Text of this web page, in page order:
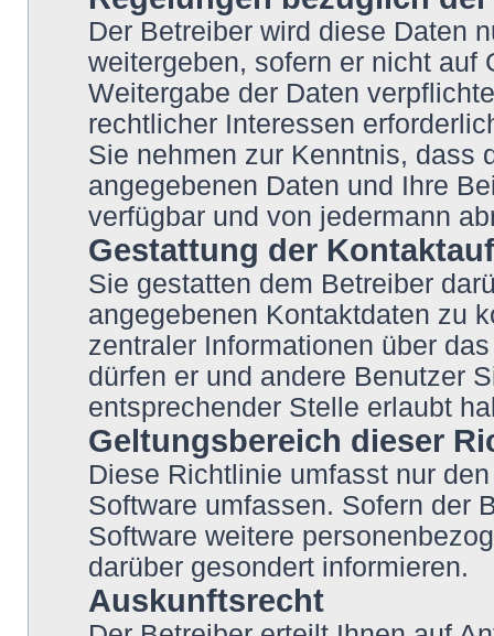
Der Betreiber wird diese Daten
weitergeben, sofern er nicht auf
Weitergabe der Daten
rechtlicher Interessen
Sie nehmen zur Kenntnis, dass
angegebenen Daten und Ihre
verfügbar und von jedermann
Gestattung der
Sie gestatten dem Betreiber
angegebenen Kontaktdaten zu
zentraler Informationen über
dürfen er und andere Benutzer
entsprechender Stelle erlaubt
Geltungsbereich dieser
Diese Richtlinie umfasst nur
Software umfassen. Sofern der
Software weitere
darüber gesondert informieren.
Auskunftsrecht